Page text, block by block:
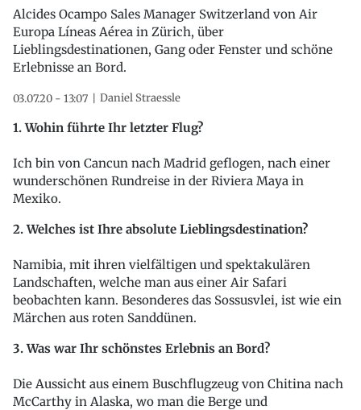
Alcides Ocampo Sales Manager Switzerland von Air
Europa Líneas Aérea in Zürich, über
Lieblingsdestinationen, Gang oder Fenster und schöne
Erlebnisse an Bord.
03.07.20 - 13:07 Daniel Straessle
1. Wohin führte Ihr letzter Flug?
Ich bin von Cancun nach Madrid geflogen, nach einer
wunderschönen Rundreise in der Riviera Maya in
Mexiko.
2. Welches ist Ihre absolute Lieblingsdestination?
Namibia, mit ihren vielfältigen und spektakulären
Landschaften, welche man aus einer Air Safari
beobachten kann. Besonderes das Sossusvlei, ist wie ein
Märchen aus roten Sanddünen.
3. Was war Ihr schönstes Erlebnis an Bord?
Die Aussicht aus einem Buschflugzeug von Chitina nach
McCarthy in Alaska, wo man die Berge und